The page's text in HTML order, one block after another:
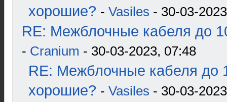
хорошие? - Vasiles - 30-03-
RE: Межблочные кабеля до
- Cranium - 30-03-2023, 07:48
RE: Межблочные кабеля до
хорошие? - Vasiles - 30-03-